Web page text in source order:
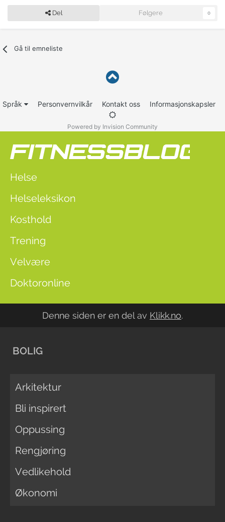
Del Følgere 0
Gå til emneliste
Språk Personvernvilkår Kontakt oss Informasjonskapsler
Powered by Invision Community
Helse
Helseleksikon
Kosthold
Trening
Velvære
Doktoronline
Denne siden er en del av Klikk.no.
BOLIG
Arkitektur
Bli inspirert
Oppussing
Rengjøring
Vedlikehold
Økonomi